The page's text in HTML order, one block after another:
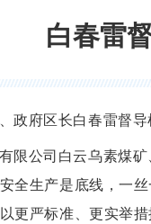
白春雷
政府区长白春雷督导
限公司白云乌素煤
全生产是底线，一
更严标准、更实举